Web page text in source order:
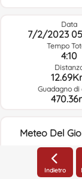
Data
7/2/2023
Tempo
4:10
Guadagno di
Meteo Del
Indietro